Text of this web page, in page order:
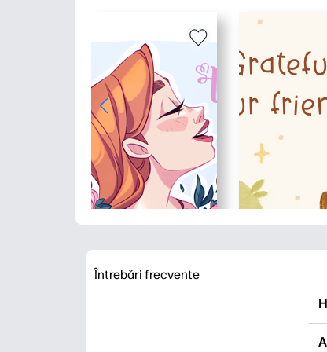
Întrebări frecvente